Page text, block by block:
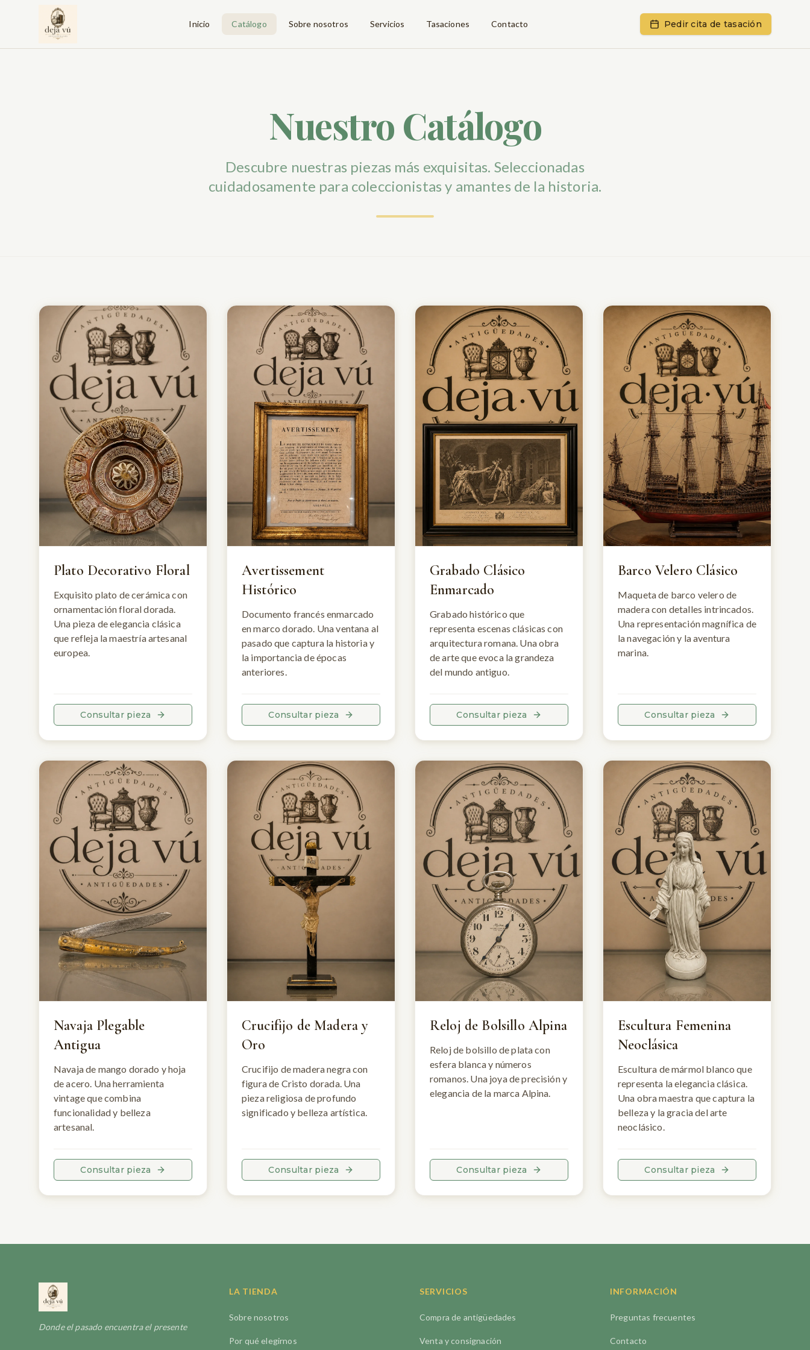
Inicio Catálogo Sobre nosotros Servicios Tasaciones Contacto Pedir cita de tasación
Nuestro Catálogo
Descubre nuestras piezas más exquisitas. Seleccionadas
cuidadosamente para coleccionistas y amantes de la historia.
Plato Decorativo Floral
Exquisito plato de cerámica con
ornamentación floral dorada.
Una pieza de elegancia clásica
que refleja la maestría artesanal
europea.
Consultar pieza
Avertissement
Histórico
Documento francés enmarcado
en marco dorado. Una ventana al
pasado que captura la historia y
la importancia de épocas
anteriores.
Consultar pieza
Grabado Clásico
Enmarcado
Grabado histórico que
representa escenas clásicas con
arquitectura romana. Una obra
de arte que evoca la grandeza
del mundo antiguo.
Consultar pieza
Barco Velero Clásico
Maqueta de barco velero de
madera con detalles intrincados.
Una representación magnífica de
la navegación y la aventura
marina.
Consultar pieza
Navaja Plegable
Antigua
Navaja de mango dorado y hoja
de acero. Una herramienta
vintage que combina
funcionalidad y belleza
artesanal.
Consultar pieza
Crucifijo de Madera y
Oro
Crucifijo de madera negra con
figura de Cristo dorada. Una
pieza religiosa de profundo
significado y belleza artística.
Consultar pieza
Reloj de Bolsillo Alpina
Reloj de bolsillo de plata con
esfera blanca y números
romanos. Una joya de precisión y
elegancia de la marca Alpina.
Consultar pieza
Escultura Femenina
Neoclásica
Escultura de mármol blanco que
representa la elegancia clásica.
Una obra maestra que captura la
belleza y la gracia del arte
neoclásico.
Consultar pieza
Donde el pasado encuentra el presente
LA TIENDA
Sobre nosotros
Por qué elegirnos
SERVICIOS
Compra de antigüedades
Venta y consignación
INFORMACIÓN
Preguntas frecuentes
Contacto